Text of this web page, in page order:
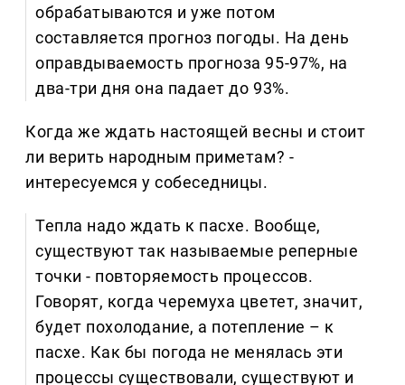
обрабатываются и уже потом
составляется прогноз погоды. На день
оправдываемость прогноза 95-97%, на
два-три дня она падает до 93%.
Когда же ждать настоящей весны и стоит
ли верить народным приметам? -
интересуемся у собеседницы.
Тепла надо ждать к пасхе. Вообще,
существуют так называемые реперные
точки - повторяемость процессов.
Говорят, когда черемуха цветет, значит,
будет похолодание, а потепление – к
пасхе. Как бы погода не менялась эти
процессы существовали, существуют и